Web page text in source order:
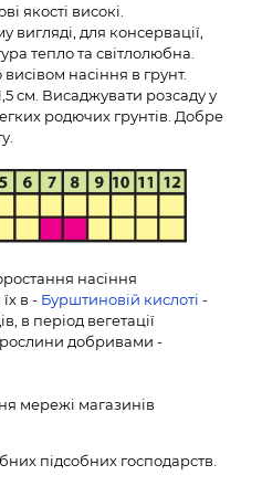
якості високі.
вигляді, для консервації,
тепло та світлолюбна.
насіння в грунт.
см. Висаджувати розсаду у
родючих грунтів. Добре
насіння
в - Бурштиновій кислоті -
в період вегетації
добривами -
мережі магазинів
підсобних господарств.